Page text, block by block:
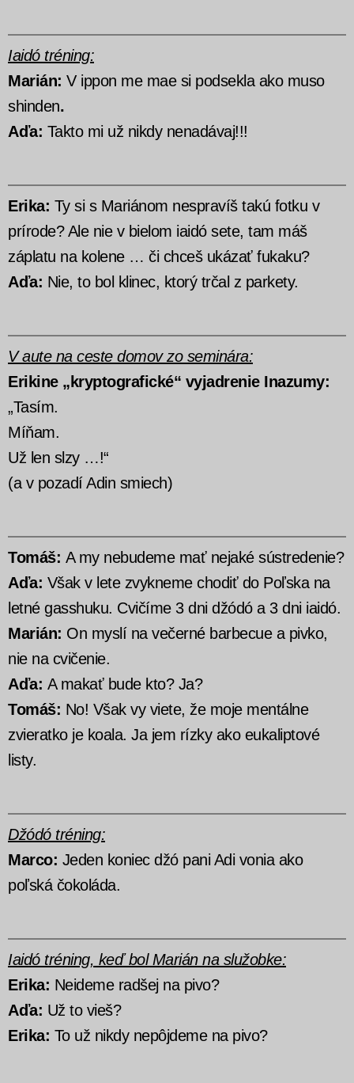
Iaidó tréning:
Marián: V ippon me mae si podsekla ako muso
shinden.
Aďa: Takto mi už nikdy nenadávaj!!!
Erika: Ty si s Mariánom nespravíš takú fotku v
prírode? Ale nie v bielom iaidó sete, tam máš
záplatu na kolene … či chceš ukázať fukaku?
Aďa: Nie, to bol klinec, ktorý trčal z parkety.
V aute na ceste domov zo seminára:
Erikine „kryptografické“ vyjadrenie Inazumy:
„Tasím.
Míňam.
Už len slzy …!“
(a v pozadí Adin smiech)
Tomáš: A my nebudeme mať nejaké sústredenie?
Aďa: Však v lete zvykneme chodiť do Poľska na
letné gasshuku. Cvičíme 3 dni džódó a 3 dni iaidó.
Marián: On myslí na večerné barbecue a pivko,
nie na cvičenie.
Aďa: A makať bude kto? Ja?
Tomáš: No! Však vy viete, že moje mentálne
zvieratko je koala. Ja jem rízky ako eukaliptové
listy.
Džódó tréning:
Marco: Jeden koniec džó pani Adi vonia ako
poľská čokoláda.
Iaidó tréning, keď bol Marián na služobke:
Erika: Neideme radšej na pivo?
Aďa: Už to vieš?
Erika: To už nikdy nepôjdeme na pivo?